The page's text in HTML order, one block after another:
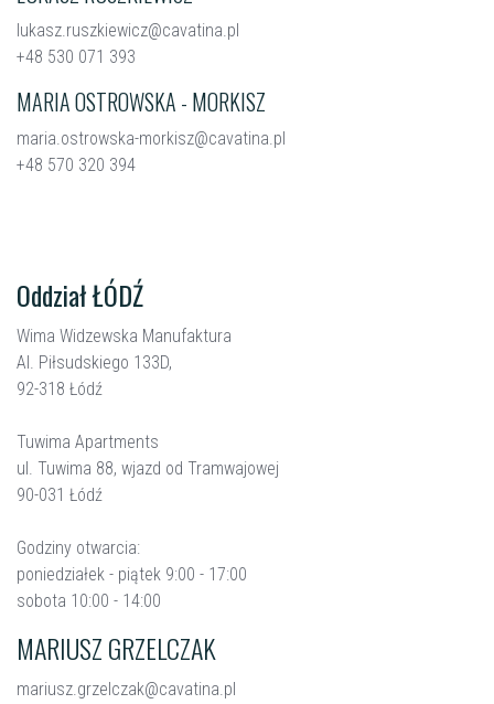
lukasz.ruszkiewicz@cavatina.pl
+48 530 071 393
MARIA OSTROWSKA - MORKISZ
maria.ostrowska-morkisz@cavatina.pl
+48 570 320 394
Oddział ŁÓDŹ
Wima Widzewska Manufaktura
Al. Piłsudskiego 133D,
92-318 Łódź
Tuwima Apartments
ul. Tuwima 88, wjazd od Tramwajowej
90-031 Łódź
Godziny otwarcia:
poniedziałek - piątek 9:00 - 17:00
sobota 10:00 - 14:00
MARIUSZ GRZELCZAK
mariusz.grzelczak@cavatina.pl